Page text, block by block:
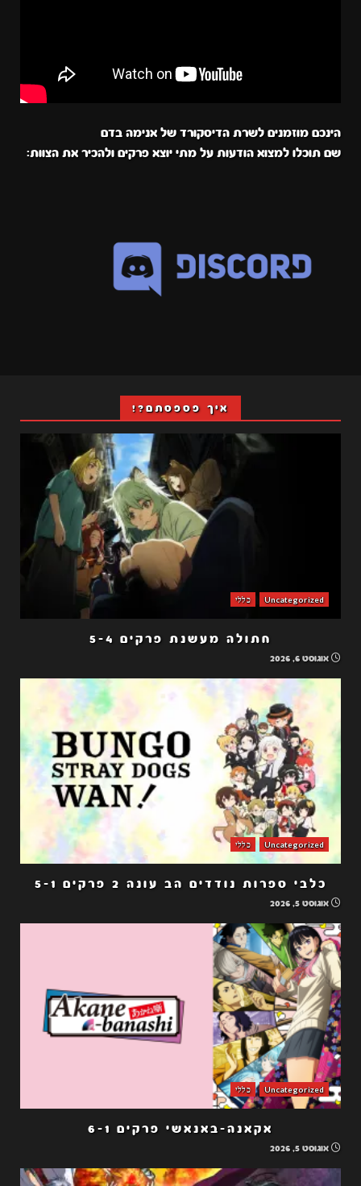
הינכם מוזמנים לשרת הדיסקורד של אנימה בדם
שם תוכלו למצוא הודעות על מתי יוצא פרקים ולהכיר את הצוות:
איך פספסתם?!
Uncategorized כללי
חתולה מעשנת פרקים 5-4
אוגוסט 6, 2026
Uncategorized כללי
כלבי ספרות נודדים הב עונה 2 פרקים 5-1
אוגוסט 5, 2026
Uncategorized כללי
אקאנה-באנאשי פרקים 6-1
אוגוסט 5, 2026